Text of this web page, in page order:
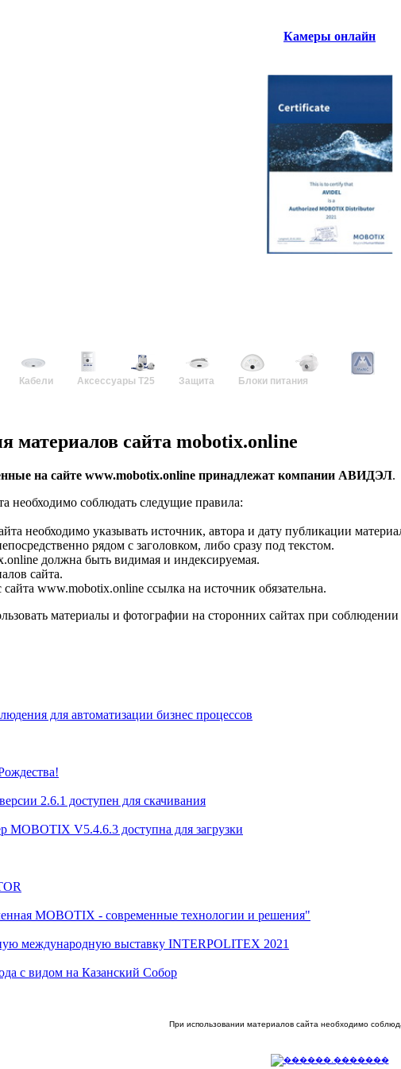
Камеры онлайн
Кабели Аксессуары T25 Защита Блоки питания
материалов сайта mobotix.online
на сайте www.mobotix.online принадлежат компании АВИДЭЛ.
необходимо соблюдать следущие правила:
необходимо указывать источник, автора и дату публикации
рядом с заголовком, либо сразу под текстом.
должна быть видимая и индексируемая.
сайта.
www.mobotix.online ссылка на источник обязательна.
материалы и фотографии на сторонних сайтах при
для автоматизации бизнес процессов
2.6.1 доступен для скачивания
MOBOTIX V5.4.6.3 доступна для загрузки
MOBOTIX - современные технологии и решения"
международную выставку INTERPOLITEX 2021
с видом на Казанский Собор
При использовании материалов сайта необходимо